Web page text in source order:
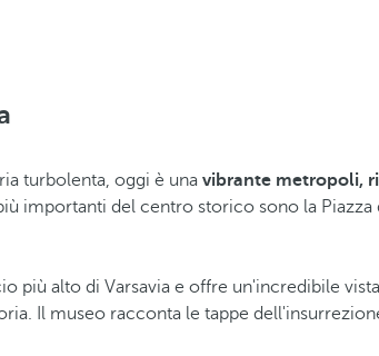
turbolenta, oggi è una vibrante metropoli,
importanti del centro storico sono la Piazza
alto di Varsavia e offre un'incredibile
Il museo racconta le tappe